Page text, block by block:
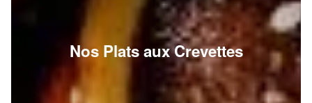
Nos Plats aux Crevettes